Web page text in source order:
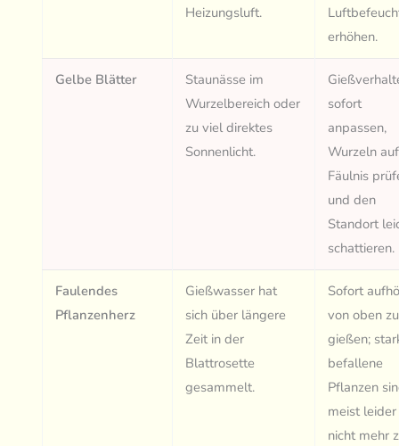
Heizungsluft.
erhöhen.
Gelbe Blätter
Staunässe im
Wurzelbereich oder
zu viel direktes
Sonnenlicht.
sofort
anpassen,
Wurzeln auf
Fäulnis
und den
Standort
schattieren.
Faulendes
Pflanzenherz
Gießwasser hat
sich über längere
Zeit in der
Blattrosette
gesammelt.
Sofort
von oben zu
gießen;
befallene
Pflanzen
meist leider
nicht mehr